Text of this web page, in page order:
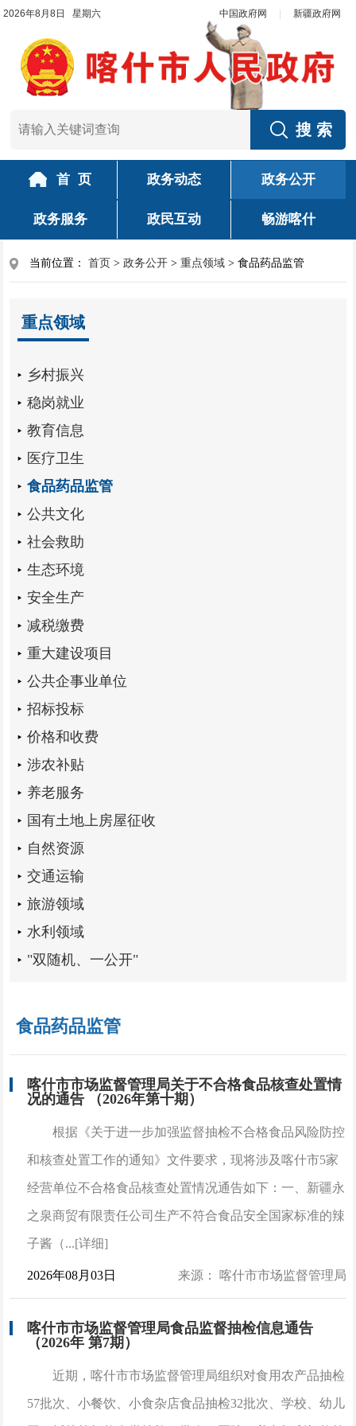
2026年8月8日 星期六 中国政府网 新疆政府网
首 页 政务动态 政务公开
政务服务 政民互动 畅游喀什
当前位置：首页 >政务公开 >重点领域 >食品药品监管
重点领域
乡村振兴
稳岗就业
教育信息
医疗卫生
食品药品监管
公共文化
社会救助
生态环境
安全生产
减税缴费
重大建设项目
公共企事业单位
招标投标
价格和收费
涉农补贴
养老服务
国有土地上房屋征收
自然资源
交通运输
旅游领域
水利领域
"双随机、一公开"
食品药品监管
喀什市市场监督管理局关于不合格食品核查处置情
况的通告 （2026年第十期）
根据《关于进一步加强监督抽检不合格食品风险防控
和核查处置工作的通知》文件要求，现将涉及喀什市5家
经营单位不合格食品核查处置情况通告如下：一、新疆永
之泉商贸有限责任公司生产不符合食品安全国家标准的辣
子酱（...[详细]
2026年08月03日 来源： 喀什市市场监督管理局
喀什市市场监督管理局食品监督抽检信息通告
（2026年 第7期）
近期，喀什市市场监督管理局组织对食用农产品抽检
57批次、小餐饮、小食杂店食品抽检32批次、学校、幼儿